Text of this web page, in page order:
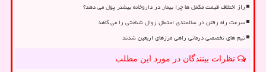
راز اختلاف قیمت مکمل ها چرا بیمار در داروخانه بیشتر پول می دهد؟
سرعت راه رفتن در سالمندی احتمال زوال شناختی را می کاهد
تیم های تخصصی درمانی راهی مرزهای اربعین شدند
نظرات بینندگان در مورد این مطلب